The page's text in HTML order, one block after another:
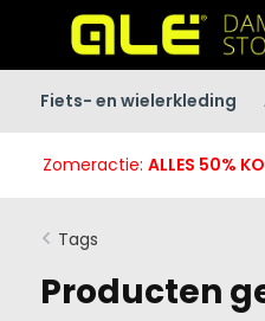
Fiets- en wielerkleding
Zomeractie: ALLES 50%
Tags
Producten